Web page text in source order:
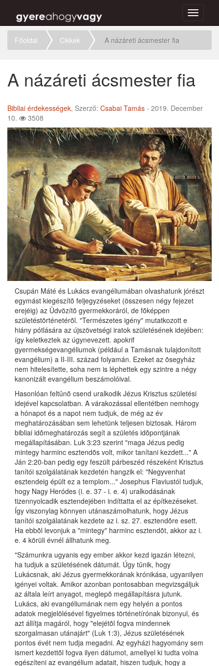
Toggle
Főoldal
Cikkek A názáreti ácsmester fia
A názáreti ácsmester fia
Bibliai érdekességek, Szerző: Csabai Tamás - 2019. December
10.
3508
Csupán Máté és Lukács evangéliumában olvashatunk jórészt
egymást kiegészítõ feljegyzéseket (összesen négy fejezet
erejéig) az Üdvözítõ gyermekkoráról, de fõképpen
születéstörténetérõl. "Természetes igény" mutatkozott e
hiány pótlására az újszövetségi iratok születésének idejében:
így keletkeztek az úgynevezett. apokrif
gyermekségevangéliumok (például a Tamásnak tulajdonított
evangélium) a II-III. század folyamán. Ezeket az õsegyház
nem hitelesítette, soha nem is léphettek egy szintre a négy
kanonizált evangélium beszámolóival.
Hasonlóan feltûnõ csend uralkodik Jézus Krisztus születési
idejével kapcsolatban. A várakozással ellentétben nemhogy
a hónapot és a napot nem tudjuk, de még az év
meghatározásában sem lehetünk teljesen biztosak. Három
bibliai idõmeghatározás segít a születés idõpontjának
megállapításában. Luk 3:23 szerint "maga Jézus pedig
mintegy harminc esztendõs volt, mikor tanítani kezdett..." A
Ján 2:20-ban pedig egy feszült párbeszéd részeként Krisztus
tanítói szolgálatának kezdetén hangzik el: "Negyvenhat
esztendeig épült ez a templom..." Josephus Flaviustól tudjuk,
hogy Nagy Heródes (i. e. 37 - i. e. 4) uralkodásának
tizennyolcadik esztendejében indíttatta el az építkezéseket.
Így viszonylag könnyen utánaszámolhatunk, hogy Jézus
tanítói szolgálatának kezdete az i. sz. 27. esztendõre esett.
Ha ebbõl levonjuk a "mintegy" harminc esztendõt, akkor az i.
e. 4 körüli évnél állhatunk meg.
"Számunkra ugyanis egy ember akkor kezd igazán létezni,
ha tudjuk a születésének dátumát. Úgy tûnik, hogy
Lukácsnak, aki Jézus gyermekkorának krónikása, ugyanilyen
igényei voltak. Amikor azonban pontosabban megvizsgáljuk
az általa leírt anyagot, meglepõ megállapításra jutunk.
Lukács, aki evangéliumának nem egy helyén a pontos
adatok megjelölésével figyelmes történetírónak bizonyul, és
azt állítja magáról, hogy "elejétõl fogva mindennek
szorgalmasan utánajárt" (Luk 1:3), Jézus születésének
pontos évét nem tudja megadni. Az egyházi hagyomány sem
ismert kezdettõl fogva ilyen dátumot, amellyel ki tudta volna
egészíteni az evangélium adatait, hiszen tudjuk, hogy a